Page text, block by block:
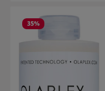
35%